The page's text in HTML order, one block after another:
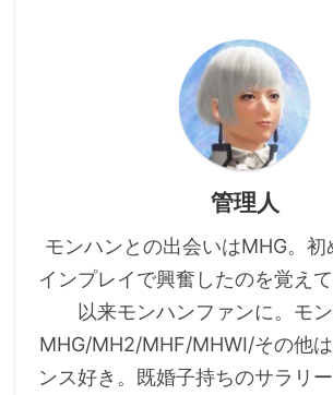
管理人
モンハンとの出会いはMHG。初
インプレイで興奮したのを覚え
以来モンハンファンに。モ
MHG/MH2/MHF/MHWI/その他
ンス好き。既婚子持ちのサラリ